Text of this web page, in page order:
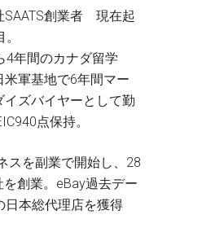
SAATS創業者 現在起
4年間のカナダ留学
米軍基地で6年間マー
イズバイヤーとして勤
点保持。
スを副業で開始し、28
創業。eBay過去デー
日本総代理店を獲得